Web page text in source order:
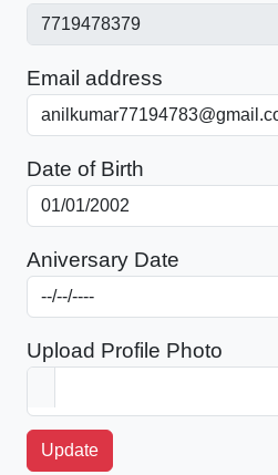
Email address
Date of Birth
Aniversary Date
Upload Profile Photo
Update